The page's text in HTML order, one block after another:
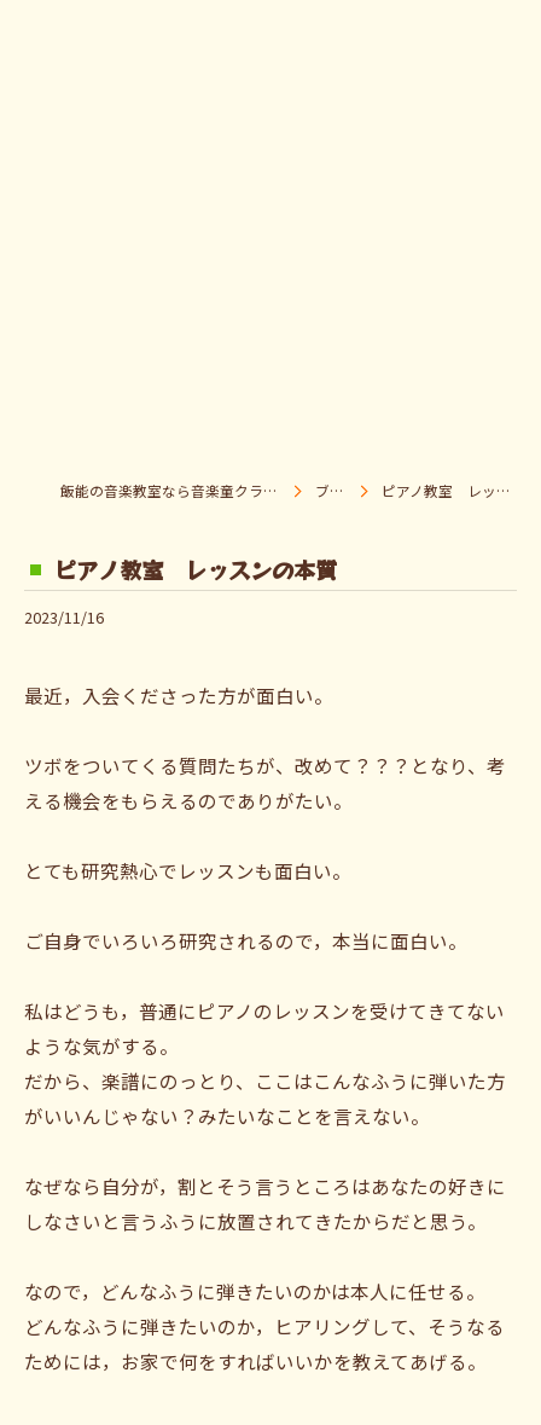
飯能の音楽教室なら音楽童クラブ Pパラダイス ブログ ピアノ教室 レッスンの本質
ピアノ教室 レッスンの本質
2023/11/16
最近，入会くださった方が面白い。
ツボをついてくる質問たちが、改めて？？？となり、考
える機会をもらえるのでありがたい。
とても研究熱心でレッスンも面白い。
ご自身でいろいろ研究されるので，本当に面白い。
私はどうも，普通にピアノのレッスンを受けてきてない
ような気がする。
だから、楽譜にのっとり、ここはこんなふうに弾いた方
がいいんじゃない？みたいなことを言えない。
なぜなら自分が，割とそう言うところはあなたの好きに
しなさいと言うふうに放置されてきたからだと思う。
なので，どんなふうに弾きたいのかは本人に任せる。
どんなふうに弾きたいのか，ヒアリングして、そうなる
ためには，お家で何をすればいいかを教えてあげる。